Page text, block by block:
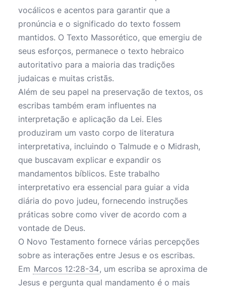
vocálicos e acentos para garantir que a
pronúncia e o significado do texto fossem
mantidos. O Texto Massorético, que emergiu de
seus esforços, permanece o texto hebraico
autoritativo para a maioria das tradições
judaicas e muitas cristãs.
Além de seu papel na preservação de textos, os
escribas também eram influentes na
interpretação e aplicação da Lei. Eles
produziram um vasto corpo de literatura
interpretativa, incluindo o Talmude e o Midrash,
que buscavam explicar e expandir os
mandamentos bíblicos. Este trabalho
interpretativo era essencial para guiar a vida
diária do povo judeu, fornecendo instruções
práticas sobre como viver de acordo com a
vontade de Deus.
O Novo Testamento fornece várias percepções
sobre as interações entre Jesus e os escribas.
Em Marcos 12:28-34, um escriba se aproxima de
Jesus e pergunta qual mandamento é o mais